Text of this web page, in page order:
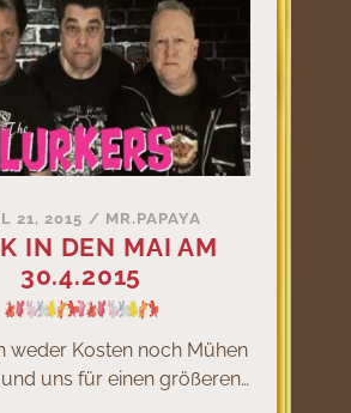
21, 2015 / MR.PAPAYA
IN DEN MAI AM
30.4.2015
weder Kosten noch Mühen
uns für einen größeren…